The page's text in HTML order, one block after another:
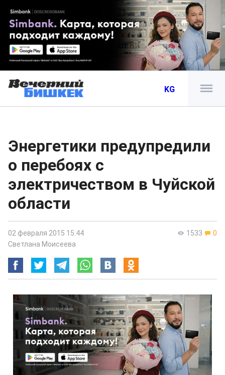
KG
Энергетики предупредили
о перебоях с
электричеством в Чуйской
области
1533 0
02 февраля 2015 15:44
Светлана Моисеева